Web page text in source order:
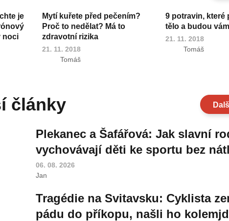
je
noci
Mytí kuřete před pečením?
Proč to nedělat? Má to
zdravotní rizika
21. 11. 2018
Tomáš
9 potravin, které
tělo a budou
21. 11. 2018
Tomáš
články
Plekanec a Šafářová: Jak slavní
vychovávají děti ke sportu bez
06. 08. 2026
Jan
Tragédie na Svitavsku: Cyklista
pádu do příkopu, našli ho